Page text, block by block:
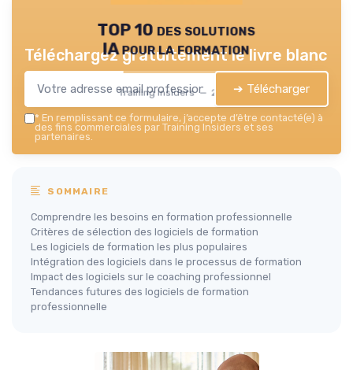
TOP 10 des solutions
IA pour la formation
Training Insiders — 2026
Téléchargez gratuitement le livre blanc
➔ Télécharger
* En remplissant ce formulaire, j’accepte d’être contacté(e) à
des fins commerciales par Training Insiders et ses
partenaires.
SOMMAIRE
Comprendre les besoins en formation professionnelle
Critères de sélection des logiciels de formation
Les logiciels de formation les plus populaires
Intégration des logiciels dans le processus de formation
Impact des logiciels sur le coaching professionnel
Tendances futures des logiciels de formation
professionnelle